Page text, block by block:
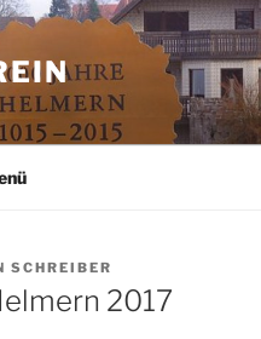
SCHREIBER
2017